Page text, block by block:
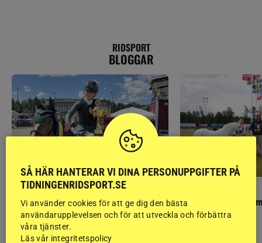
RIDSPORT
BLOGGAR
PONNYPAPPAN
Ponnypappan: Kärlek från första gnägget Finaldag med
SÅ HÄR HANTERAR VI DINA PERSONUPPGIFTER PÅ
TIDNINGENRIDSPORT.SE
Vi använder cookies för att ge dig den bästa
användarupplevelsen och för att utveckla och förbättra
våra tjänster.
Läs vår integritetspolicy